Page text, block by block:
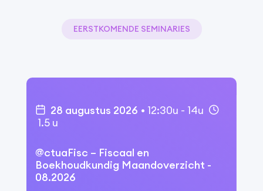
EERSTKOMENDE SEMINARIES
28 augustus 2026 • 12:30u - 14u
1.5 u
@ctuaFisc – Fiscaal en
Boekhoudkundig Maandoverzicht -
08.2026